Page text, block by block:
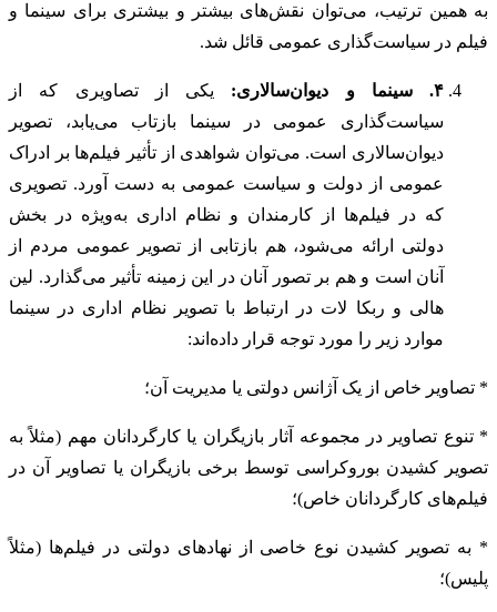
به همین ترتیب، می‌توان نقش‌های بیشتر و بیشتری برای سینما و
فیلم در سیاست‌گذاری عمومی قائل شد.
۴. سینما و دیوان‌سالاری: یکی از تصاویری که از
سیاست‌گذاری عمومی در سینما بازتاب می‌یابد، تصویر
دیوان‌سالاری است. می‌توان شواهدی از تأثیر فیلم‌ها بر ادراک
عمومی از دولت و سیاست عمومی به دست آورد. تصویری
که در فیلم‌ها از کارمندان و نظام اداری به‌ویژه در بخش
دولتی ارائه می‌شود، هم بازتابی از تصویر عمومی مردم از
آنان است و هم بر تصور آنان در این زمینه تأثیر می‌گذارد. لین
هالی و ربکا لات در ارتباط با تصویر نظام اداری در سینما
موارد زیر را مورد توجه قرار داده‌اند:
* تصاویر خاص از یک آژانس دولتی یا مدیریت آن؛
* تنوع تصاویر در مجموعه آثار بازیگران یا کارگردانان مهم (مثلاً به
تصویر کشیدن بوروکراسی توسط برخی بازیگران یا تصاویر آن در
فیلم‌های کارگردانان خاص)؛
* به تصویر کشیدن نوع خاصی از نهادهای دولتی در فیلم‌ها (مثلاً
پلیس)؛